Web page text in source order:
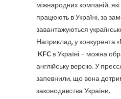
міжнародних компаній,
працюють в Україні, за
завантажуються
Наприклад, у конкурента
KFC в Україні – можна
англійську версію. У
запевнили, що вона
законодавства України.